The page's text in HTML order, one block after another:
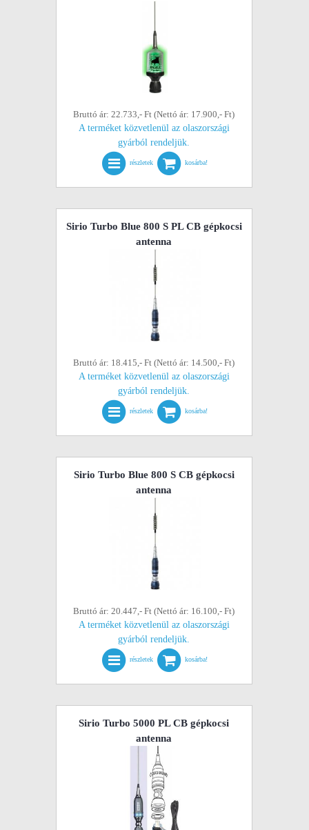
Bruttó ár: 22.733,- Ft (Nettó ár: 17.900,- Ft)
A terméket közvetlenül az olaszországi
gyárból rendeljük.
részletek kosárba!
Sirio Turbo Blue 800 S PL CB gépkocsi
antenna
Bruttó ár: 18.415,- Ft (Nettó ár: 14.500,- Ft)
A terméket közvetlenül az olaszországi
gyárból rendeljük.
részletek kosárba!
Sirio Turbo Blue 800 S CB gépkocsi
antenna
Bruttó ár: 20.447,- Ft (Nettó ár: 16.100,- Ft)
A terméket közvetlenül az olaszországi
gyárból rendeljük.
részletek kosárba!
Sirio Turbo 5000 PL CB gépkocsi
antenna